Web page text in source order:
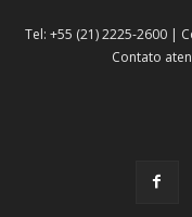
Tel: +55 (21) 2225-2600 |
Contato